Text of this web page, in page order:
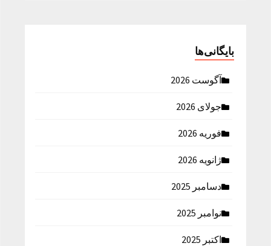
بایگانی‌ها
آگوست 2026
جولای 2026
فوریه 2026
ژانویه 2026
دسامبر 2025
نوامبر 2025
اکتبر 2025